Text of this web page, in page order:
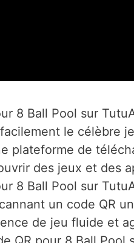
8 Ball Pool sur
le célèbre
plateforme de
des jeux et des
8 Ball Pool sur
un code QR
de jeu fluide et